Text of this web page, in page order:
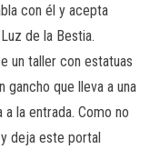
con él y acepta
de la Bestia.
un taller con estatuas
gancho que lleva a una
la entrada. Como no
deja este portal